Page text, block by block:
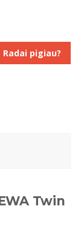
Radai pigiau?
Twin